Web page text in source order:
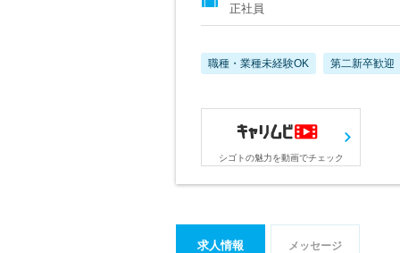
正社員
職種・業種未経験OK 第二新卒歓迎
シゴトの魅力を動画でチェック
求人情報 メッセージ